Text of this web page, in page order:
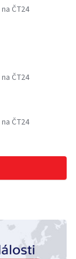
na ČT24
na ČT24
na ČT24